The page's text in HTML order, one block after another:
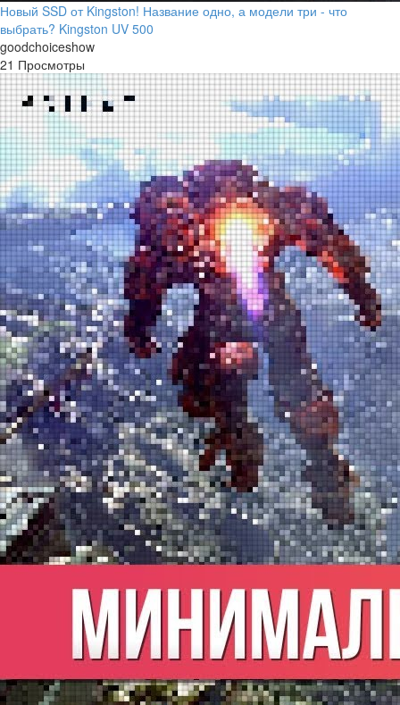
Новый SSD от Kingston! Название одно, а модели три - что
выбрать? Kingston UV 500
goodchoiceshow
21 Просмотры